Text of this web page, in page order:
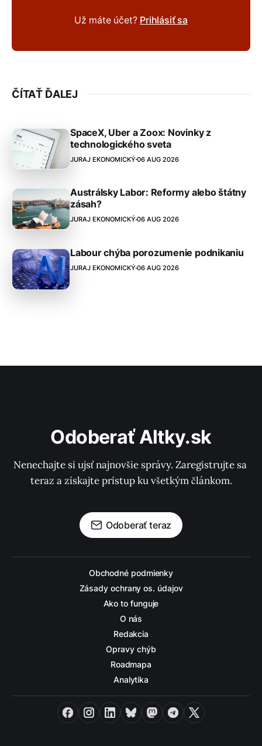
Už máte účet? Prihlásiť sa
ČÍTAŤ ĎALEJ
SpaceX, Uber a Zoox: Novinky z
technologického sveta
JURAJ EKONOMICKÝ 06 AUG 2026
Austrálsky Labor: Reformy alebo štátny
zásah?
JURAJ EKONOMICKÝ 06 AUG 2026
Labour chýba porozumenie podnikaniu
JURAJ EKONOMICKÝ 06 AUG 2026
Odoberať Altky.sk
Nenechajte si ujsť najnovšie správy. Zaregistrujte sa
teraz a získajte prístup ku všetkým článkom.
Odoberať teraz
Obchodné podmienky
Zásady ochrany os. údajov
Ako to funguje
O nás
Redakcia
Opravy chýb
Roadmapa
Analytika
FacebookInstagramLinkedInBlueskyMastodon
Telegram
X